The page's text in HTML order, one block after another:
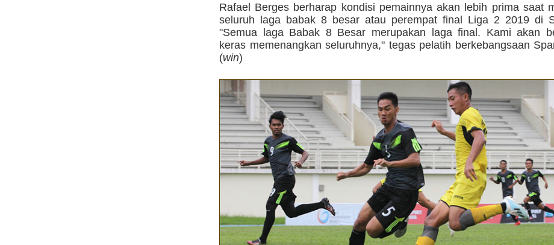
Rafael Berges berharap kondisi pemainnya akan lebih prima saat
seluruh laga babak 8 besar atau perempat final Liga 2 2019 di
"Semua laga Babak 8 Besar merupakan laga final. Kami akan
keras memenangkan seluruhnya," tegas pelatih berkebangsaan
(win)